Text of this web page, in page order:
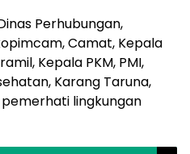
Perhubungan,
Camat, Kepala
Kepala PKM, PMI,
Karang Taruna,
pemerhati lingkungan